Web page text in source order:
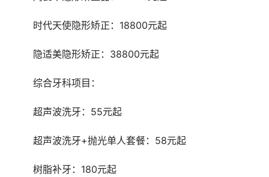
	时代天使隐形矫正：18800元起
	隐适美隐形矫正：38800元起
	综合牙科项目：
	超声波洗牙：55元起
	超声波洗牙+抛光单人套餐：58元起
	树脂补牙：180元起